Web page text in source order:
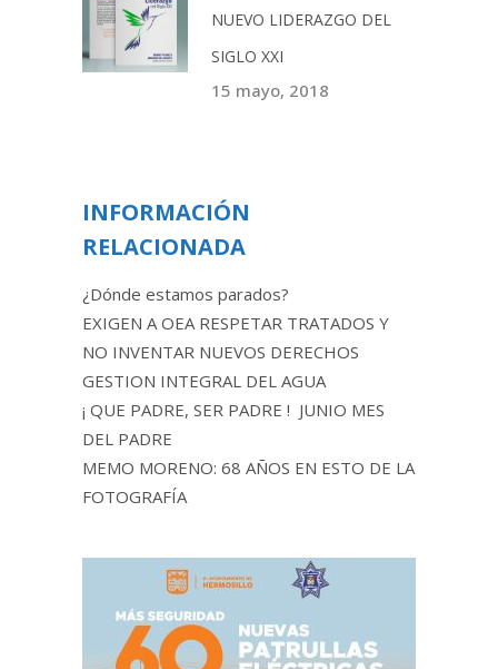
NUEVO LIDERAZGO DEL
SIGLO XXI
15 mayo, 2018
INFORMACIÓN
RELACIONADA
¿Dónde estamos parados?
EXIGEN A OEA RESPETAR TRATADOS Y
NO INVENTAR NUEVOS DERECHOS
GESTION INTEGRAL DEL AGUA
¡ QUE PADRE, SER PADRE ! JUNIO MES
DEL PADRE
MEMO MORENO: 68 AÑOS EN ESTO DE LA
FOTOGRAFÍA